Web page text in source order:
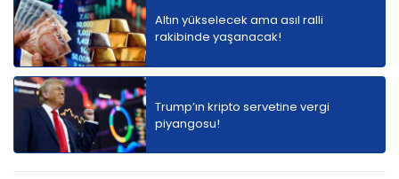
Altın yükselecek ama asıl ralli
rakibinde yaşanacak!
Trump’ın kripto servetine vergi
piyangosu!